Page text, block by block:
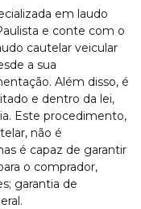
em laudo
e conte com o
cautelar veicular
a sua
Além disso, é
e dentro da lei,
Este procedimento,
não é
é capaz de garantir
o comprador,
garantia de